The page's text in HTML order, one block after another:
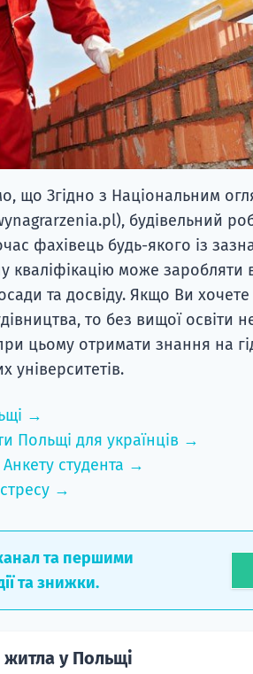
що Згідно з Національним
будівельний
фахівець будь-якого із
може заробляти
та досвіду. Якщо Ви хочете
то без вищої освіти
цьому отримати знання на
університетів.
→
Польщі для українців →
студента →
→
та першими
та знижки.
житла у Польщі